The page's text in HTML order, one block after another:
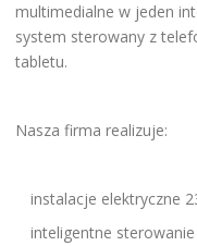
multimedialne w jeden
system sterowany z
tabletu.
Nasza firma realizuje:
instalacje elektryczne
inteligentne sterowanie